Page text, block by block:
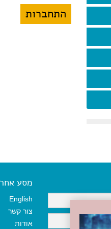
מסע אחר
English
צור קשר
אודות